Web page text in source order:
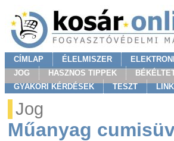
CÍMLAP ÉLELMISZER
JOG
HASZNOS TIPPEK
GYAKORI KÉRDÉSEK
TESZT
Jog
Műanyag